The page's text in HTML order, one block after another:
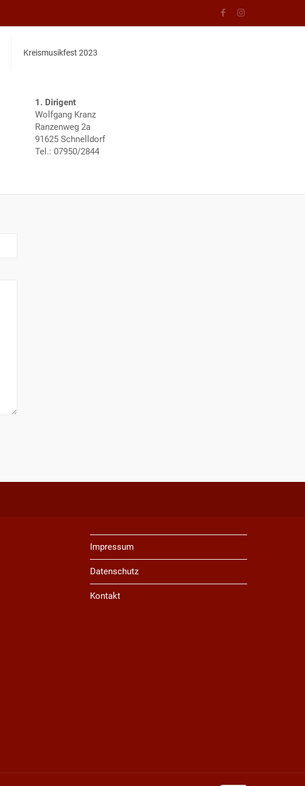
Kreismusikfest 2023
1. Dirigent
Wolfgang Kranz
Ranzenweg 2a
91625 Schnelldorf
Tel.: 07950/2844
Impressum
Datenschutz
Kontakt